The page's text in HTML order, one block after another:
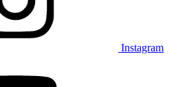
Instagram